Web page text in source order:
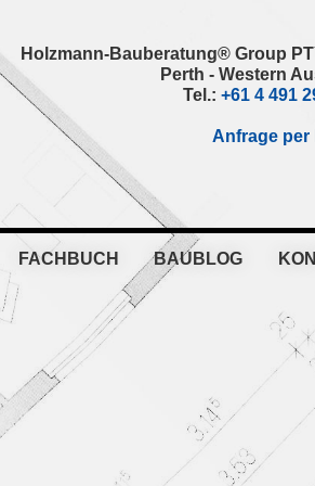
Holzmann-Bauberatung® Group
Perth - Western
Tel.: +61 4 491
Anfrage per
FACHBUCH BAUBLOG